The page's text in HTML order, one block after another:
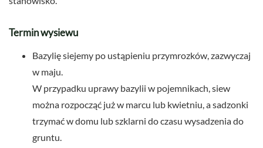
Termin wysiewu
Bazylię siejemy po ustąpieniu przymrozków, zazwyczaj
w maju.
W przypadku uprawy bazylii w pojemnikach, siew
można rozpocząć już w marcu lub kwietniu, a sadzonki
trzymać w domu lub szklarni do czasu wysadzenia do
gruntu.